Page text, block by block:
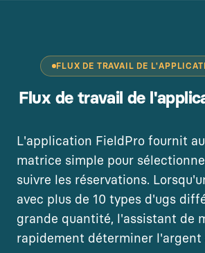
FLUX DE TRAVAIL DE
Flux de travail de
L'application FieldPro fournit
matrice simple pour
suivre les réservations.
avec plus de 10 types d'ugs
grande quantité, l'assistant de
rapidement déterminer l'argent